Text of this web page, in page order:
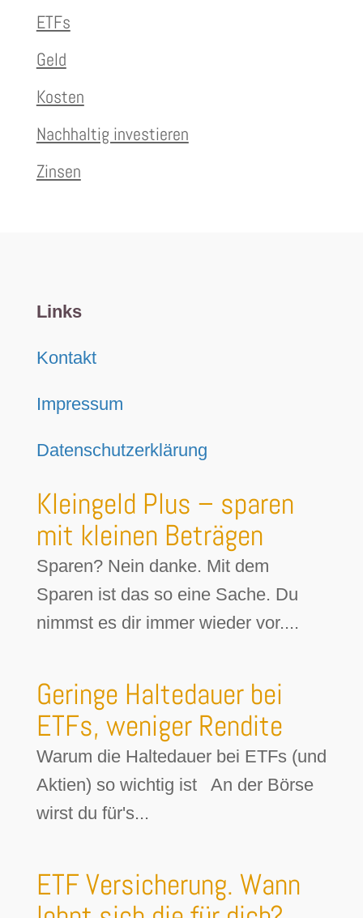
ETFs
Geld
Kosten
Nachhaltig investieren
Zinsen
Links
Kontakt
Impressum
Datenschutzerklärung
Kleingeld Plus – sparen
mit kleinen Beträgen
Sparen? Nein danke. Mit dem
Sparen ist das so eine Sache. Du
nimmst es dir immer wieder vor....
Geringe Haltedauer bei
ETFs, weniger Rendite
Warum die Haltedauer bei ETFs (und
Aktien) so wichtig ist An der Börse
wirst du für's...
ETF Versicherung. Wann